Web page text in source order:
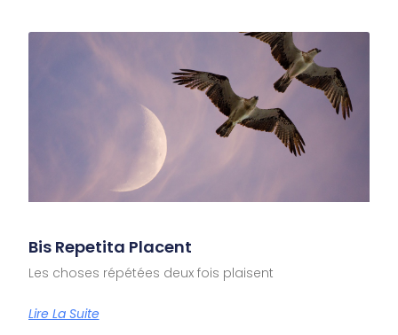
Bis Repetita Placent
Les choses répétées deux fois plaisent
Lire La Suite